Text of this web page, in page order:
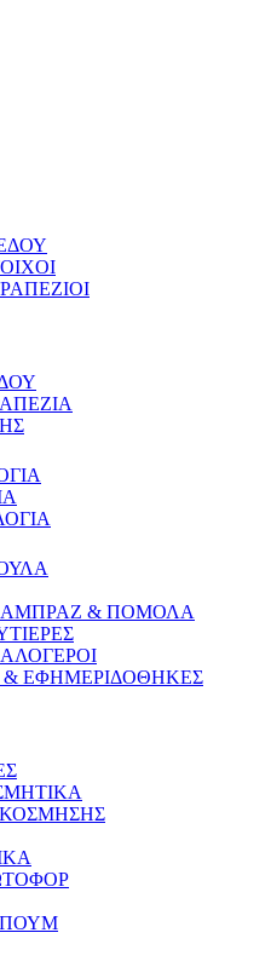
ΑΜΠΡΑΖ & ΠΟΜΟΛΑ
ΕΦΗΜΕΡΙΔΟΘΗΚΕΣ